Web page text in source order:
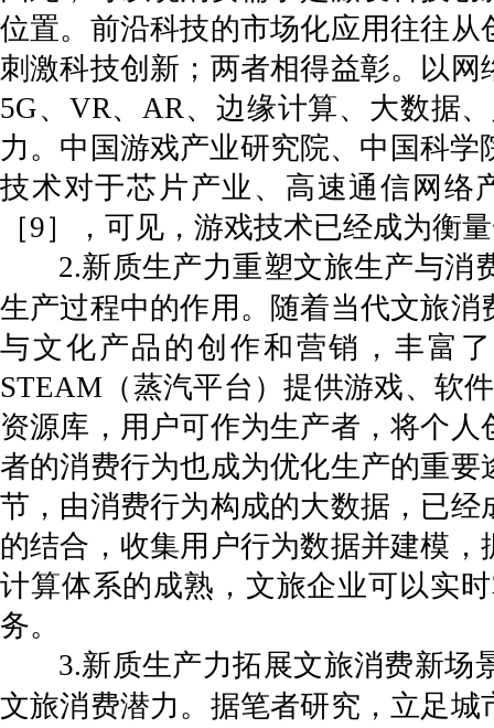
位置。前沿科技的市场化应用往往
刺激科技创新；两者相得益彰。以
5G、VR、AR、边缘计算、大数据
力。中国游戏产业研究院、中国科
技术对于芯片产业、高速通信网络
［9］，可见，游戏技术已经成为衡
2.新质生产力重塑文旅生产与消
生产过程中的作用。随着当代文旅
与文化产品的创作和营销，丰富
STEAM（蒸汽平台）提供游戏、软
资源库，用户可作为生产者，将个
者的消费行为也成为优化生产的重
节，由消费行为构成的大数据，已
的结合，收集用户行为数据并建模
计算体系的成熟，文旅企业可以实
务。
3.新质生产力拓展文旅消费新场
文旅消费潜力。据笔者研究，立足